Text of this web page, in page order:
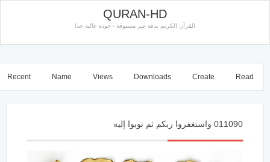
QURAN-HD
القرآن الكريم بدقة غير مسبوقة - جودة عالية جدا
Recent Name Views Downloads Create Read
011090 واستغفروا ربكم ثم توبوا إليه